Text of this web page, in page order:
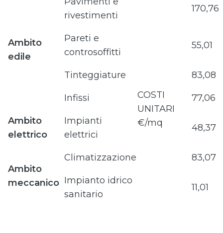
Ambito
edile
rivestimenti
COSTI
UNITARI
€/mq
170,76
Pareti e
controsoffitti
55,01
Tinteggiature 83,08
Infissi 77,06
Ambito
elettrico
Impianti
elettrici
48,37
Ambito
meccanico
Climatizzazione 83,07
Impianto idrico
sanitario
11,01